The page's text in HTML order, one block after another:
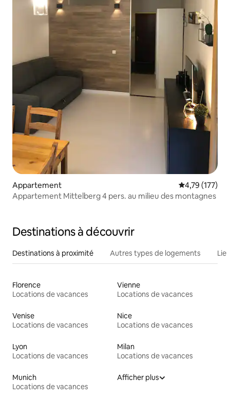
Appartement Évaluation
4,79 (177)
Appartement Mittelberg 4 pers. au milieu des montagnes
Destinations à découvrir
Destinations à proximité Autres types de logements
Florence
Locations de vacances
Vienne
Locations de vacances
Venise
Locations de vacances
Nice
Locations de vacances
Lyon
Locations de vacances
Milan
Locations de vacances
Munich
Locations de vacances
Afficher plus